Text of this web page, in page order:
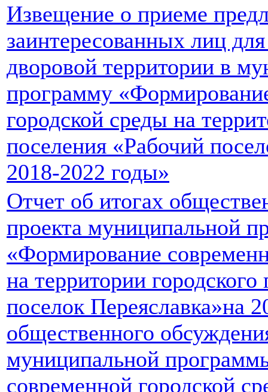
Извещение о приеме
заинтересованных лиц
дворовой территории в
программу
городской среды на
поселения «Рабочий
2018-2022 годы»
Отчет об итогах
проекта муниципальной
«Формирование
на территории
поселок Переяславка»на
общественного
муниципальной
современной городской